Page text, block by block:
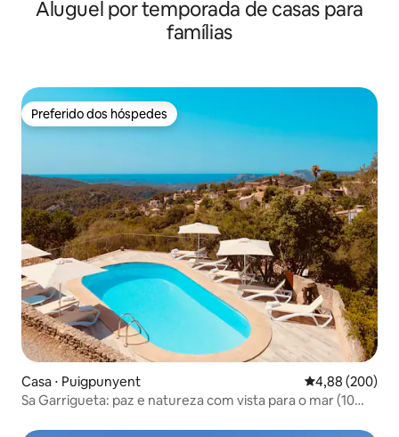
Aluguel por temporada de casas para
famílias
Preferido dos hóspedes
Preferido dos hóspedes
Casa ⋅ Puigpunyent 4,88 de uma
4,88 (200)
Sa Garrigueta: paz e natureza com vista para o mar (10